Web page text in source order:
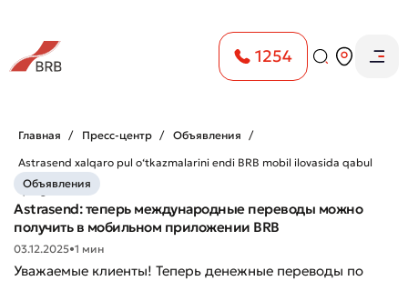
1254
Главная Пресс-центр
Объявления
Astrasend xalqaro pul o‘tkazmalarini endi BRB mobil ilovasida qabul
qiling
Объявления
Astrasend: теперь международные переводы можно
получить в мобильном приложении BRB
03.12.2025•1 мин
Уважаемые клиенты! Теперь денежные переводы по